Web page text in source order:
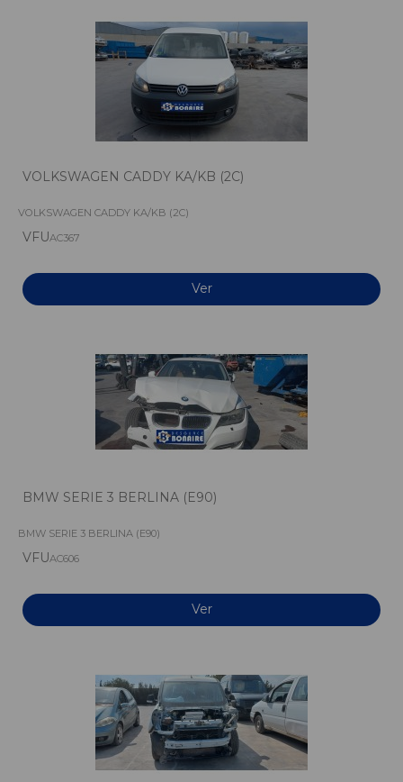
VOLKSWAGEN CADDY KA/KB (2C)
VOLKSWAGEN CADDY KA/KB (2C)
VFUAC367
Ver
BMW SERIE 3 BERLINA (E90)
BMW SERIE 3 BERLINA (E90)
VFUAC606
Ver